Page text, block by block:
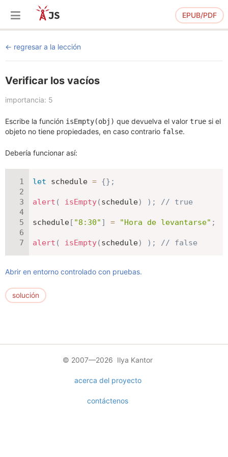
EPUB/PDF
regresar a la lección
Verificar los vacíos
importancia: 5
Escribe la función isEmpty(obj) que devuelva el valor true si el
objeto no tiene propiedades, en caso contrario false.
Debería funcionar así:
let schedule = {} ;
alert ( isEmpty(schedule) ) ; // true
schedule[ "8:30" ] = "Hora de levantarse" ;
alert ( isEmpty(schedule) ) ; // false
Abrir en entorno controlado con pruebas.
solución
© 2007—2026 Ilya Kantor
acerca del proyecto
contáctenos